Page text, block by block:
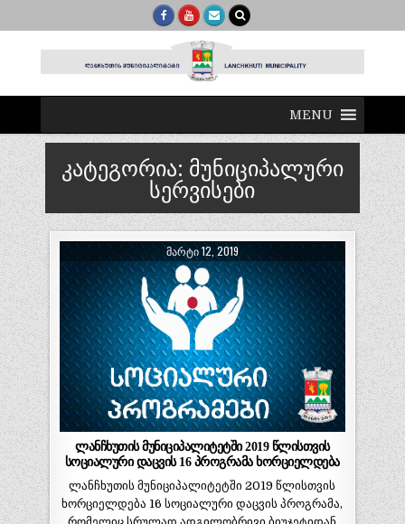
MENU
კატეგორია: მუნიციპალური
სერვისები
ᲛᲐᲠᲢᲘ 12, 2019
ლანჩხუთის მუნიციპალიტეტში 2019 წლისთვის
სოციალური დაცვის 16 პროგრამა ხორციელდება
ლანჩხუთის მუნიციპალიტეტში 2019 წლისთვის
ხორციელდება 16 სოციალური დაცვის პროგრამა,